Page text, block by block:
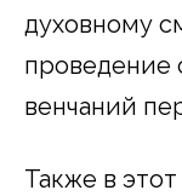
духовному
проведение
венчаний
Также в